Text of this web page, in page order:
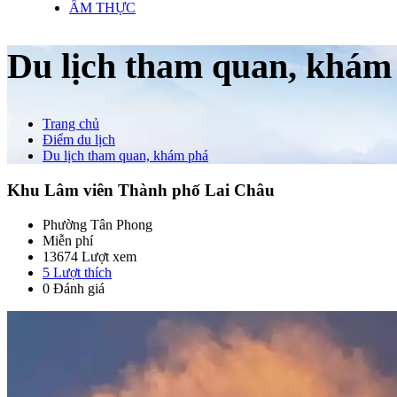
ẨM THỰC
Du lịch tham quan,
Trang chủ
Điểm du lịch
Du lịch tham quan, khám phá
Khu Lâm viên Thành phố Lai Châu
Phường Tân Phong
Miễn phí
13674 Lượt xem
5 Lượt thích
0 Đánh giá